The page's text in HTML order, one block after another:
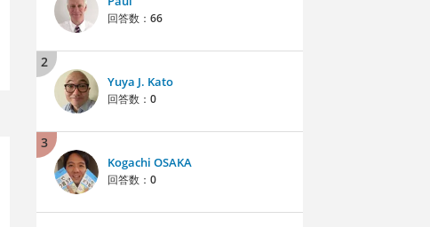
回答数： 66
2
Yuya J. Kato
回答数： 0
3
Kogachi OSAKA
回答数： 0